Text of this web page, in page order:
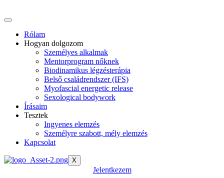
Rólam
Hogyan dolgozom
Személyes alkalmak
Mentorprogram nőknek
Biodinamikus légzésterápia
Belső családrendszer (IFS)
Myofascial energetic release
Sexological bodywork
Írásaim
Tesztek
Ingyenes elemzés
Személyre szabott, mély elemzés
Kapcsolat
X
Jelentkezem